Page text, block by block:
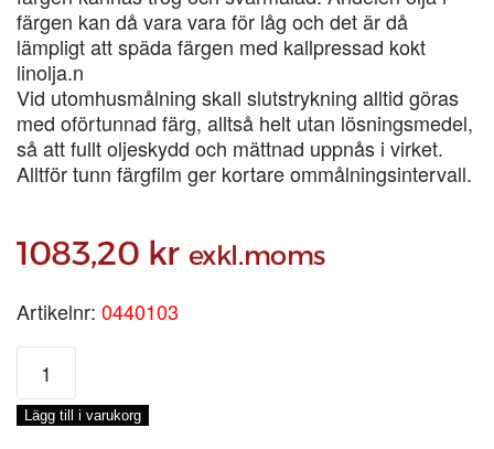
färgen kan då vara vara för låg och det är då
lämpligt att späda färgen med kallpressad kokt
linolja.n
Vid utomhusmålning skall slutstrykning alltid göras
med oförtunnad färg, alltså helt utan lösningsmedel,
så att fullt oljeskydd och mättnad uppnås i virket.
Alltför tunn färgfilm ger kortare ommålningsintervall.
1083,20 kr exkl.moms
Artikelnr: 0440103
ENETORPET
BASFÄRG
ANTIKVIT,
3-
Lägg till i varukorg